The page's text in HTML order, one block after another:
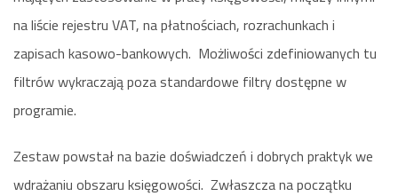
na liście rejestru VAT, na płatnościach, rozrachunkach i
zapisach kasowo-bankowych. Możliwości zdefiniowanych tu
filtrów wykraczają poza standardowe filtry dostępne w
programie.
Zestaw powstał na bazie doświadczeń i dobrych praktyk we
wdrażaniu obszaru księgowości. Zwłaszcza na początku